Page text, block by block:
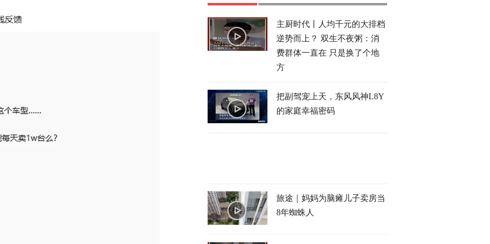
主厨时代丨人均千元的大排档
逆势而上？ 双生不夜粥：消
费群体一直在 只是换了个地
方
把副驾宠上天，东风风神L8Y
的家庭幸福密码
旅途｜妈妈为脑瘫儿子卖房当
8年蜘蛛人